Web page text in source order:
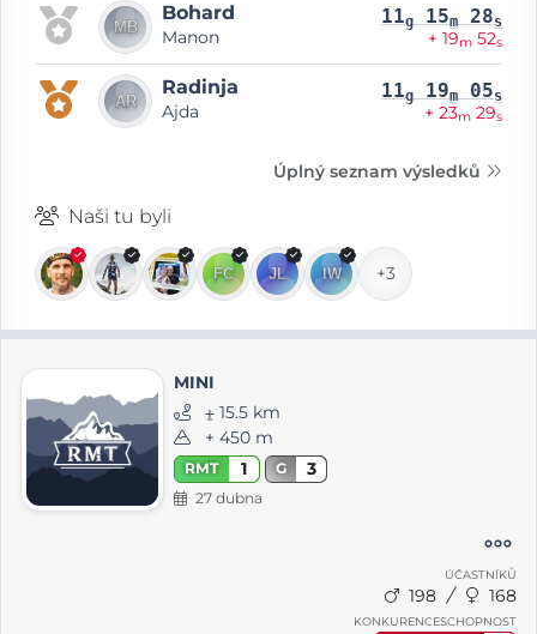
Bohard
Manon
11g 15m 28s
+ 19m 52s
Radinja
Ajda
11g 19m 05s
+ 23m 29s
Úplný seznam výsledků
Naši tu byli
+3
MINI
⨦ 15.5 km
+ 450 m
RMT 1 G 3
27 dubna
ÚČASTNÍKŮ
198 168
KONKURENCESCHOPNOST